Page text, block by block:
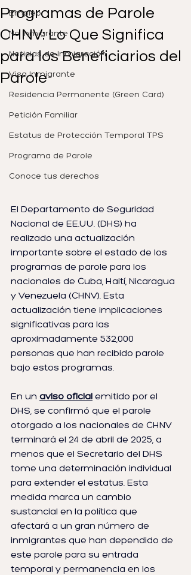
Empleo
No Inmigrante
Noticias de Inmigración
Visa Inmigrante
Residencia Permanente (Green Card)
Petición Familiar
Estatus de Protección Temporal TPS
Programa de Parole
Conoce tus derechos
Programas de Parole
CHNV: Lo Que Significa
para los Beneficiarios del
Parole
El Departamento de Seguridad
Nacional de EE.UU. (DHS) ha
realizado una actualización
importante sobre el estado de los
programas de parole para los
nacionales de Cuba, Haití, Nicaragua
y Venezuela (CHNV). Esta
actualización tiene implicaciones
significativas para las
aproximadamente 532,000
personas que han recibido parole
bajo estos programas.
En un aviso oficial emitido por el
DHS, se confirmó que el parole
otorgado a los nacionales de CHNV
terminará el 24 de abril de 2025, a
menos que el Secretario del DHS
tome una determinación individual
para extender el estatus. Esta
medida marca un cambio
sustancial en la política que
afectará a un gran número de
inmigrantes que han dependido de
este parole para su entrada
temporal y permanencia en los